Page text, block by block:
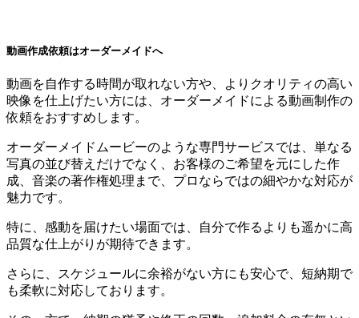
動画作成依頼はオーダーメイドへ
動画を自作する時間が取れない方や、よりクオリティの高い
映像を仕上げたい方には、オーダーメイドによる動画制作の
依頼をおすすめします。
オーダーメイドムービーのような専門サービスでは、単なる
写真の並び替えだけでなく、お客様のご希望を元にした作
成、音楽の著作権処理まで、プロならではの細やかな対応が
魅力です。
特に、感動を届けたい場面では、自分で作るよりも遥かに高
品質な仕上がりが期待できます。
さらに、スケジュールに余裕がない方にも安心で、短納期で
も柔軟に対応しております。